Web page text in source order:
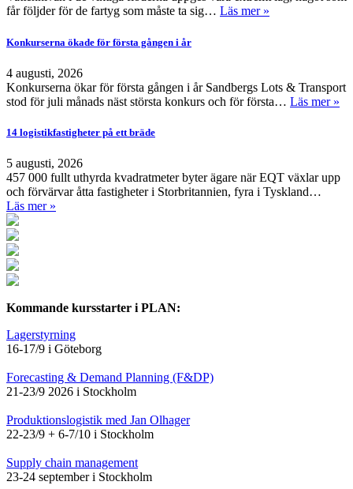
får följder för de fartyg som måste ta sig… Läs mer »
Konkurserna ökade för första gången i år
4 augusti, 2026
Konkurserna ökar för första gången i år Sandbergs Lots & Transport
stod för juli månads näst största konkurs och för första… Läs mer »
14 logistikfastigheter på ett bräde
5 augusti, 2026
457 000 fullt uthyrda kvadratmeter byter ägare när EQT växlar upp
och förvärvar åtta fastigheter i Storbritannien, fyra i Tyskland…
Läs mer »
Kommande kursstarter i PLAN:
Lagerstyrning
16-17/9 i Göteborg
Forecasting & Demand Planning (F&DP)
21-23/9 2026 i Stockholm
Produktionslogistik med Jan Olhager
22-23/9 + 6-7/10 i Stockholm
Supply chain management
23-24 september i Stockholm